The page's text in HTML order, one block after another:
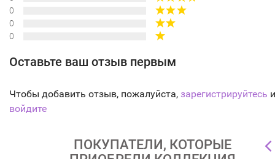
0
0
0
Оставьте ваш отзыв первым
Чтобы добавить отзыв, пожалуйста, зарегистрируйтесь
войдите
ПОКУПАТЕЛИ, КОТОРЫЕ